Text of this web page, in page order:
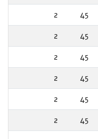
45
2
45
2
45
2
45
2
45
2
45
2